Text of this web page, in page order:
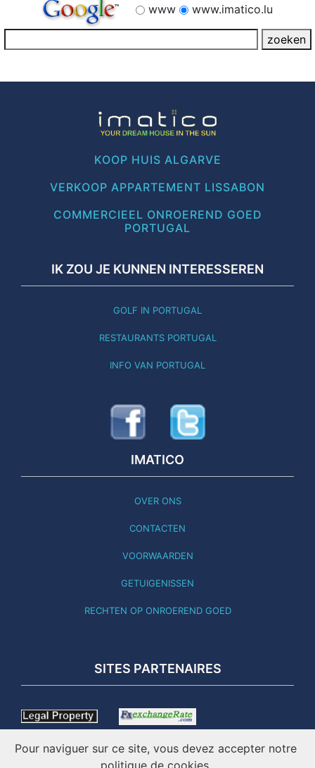
www
www.imatico.lu
KOOP HUIS ALGARVE
VERKOOP APPARTEMENT LISSABON
COMMERCIEEL ONROEREND GOED
PORTUGAL
IK ZOU JE KUNNEN INTERESSEREN
GOLF IN PORTUGAL
RESTAURANTS PORTUGAL
INFO VAN PORTUGAL
IMATICO
OVER ONS
CONTACTEN
VOORWAARDEN
GETUIGENISSEN
RECHTEN OP ONROEREND GOED
SITES PARTENAIRES
Pour naviguer sur ce site, vous devez accepter notre
politique de cookies.